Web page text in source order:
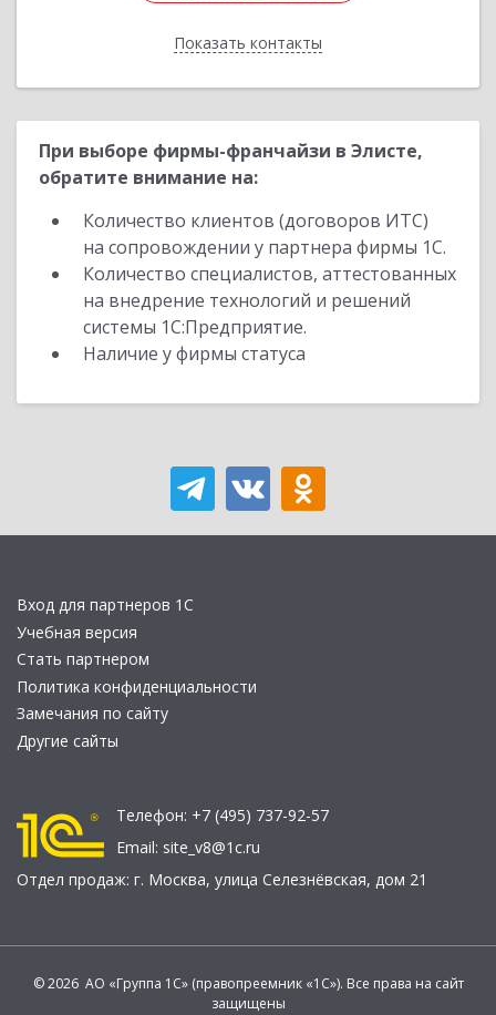
Показать контакты
Назад
При выборе фирмы-франчайзи в Элисте,
обратите внимание на:
Количество клиентов (договоров ИТС)
на сопровождении у партнера фирмы 1С.
Количество специалистов, аттестованных
на внедрение технологий и решений
системы 1С:Предприятие.
Наличие у фирмы статуса
Вход для партнеров 1С
Учебная версия
Стать партнером
Политика конфиденциальности
Замечания по сайту
Другие сайты
Телефон: +7 (495) 737-92-57
Email: site_v8@1c.ru
Отдел продаж: г. Москва, улица Селезнёвская, дом 21
© 2026 АО «Группа 1С» (правопреемник «1С»). Все права на сайт
защищены